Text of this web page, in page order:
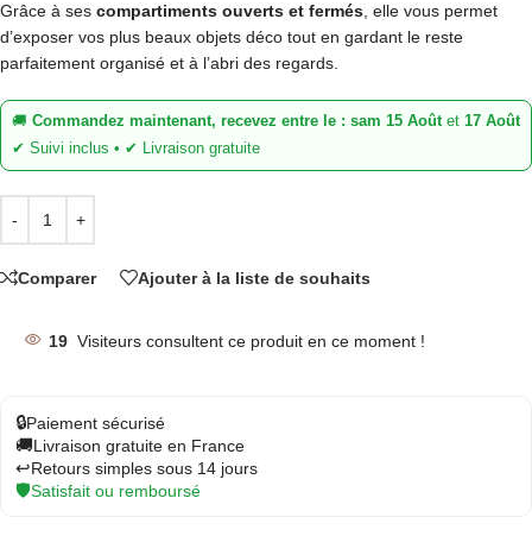
Grâce à ses compartiments ouverts et fermés, elle vous permet
d’exposer vos plus beaux objets déco tout en gardant le reste
parfaitement organisé et à l’abri des regards.
🚚 Commandez maintenant, recevez entre le : sam 15 Aoûtet 17 Août
✔ Suivi inclus • ✔ Livraison gratuite
Comparer Ajouter à la liste de souhaits
19 Visiteurs consultent ce produit en ce moment !
🔒Paiement sécurisé
🚚Livraison gratuite en France
↩️Retours simples sous 14 jours
🛡️Satisfait ou remboursé